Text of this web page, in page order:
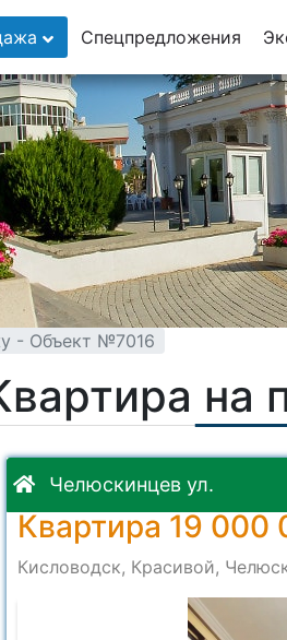
5555-929
3054-111Спецпредложения
- Объект №7016
Челюскинцев ул.
Квартира 19 000
Кисловодск, Красивой,